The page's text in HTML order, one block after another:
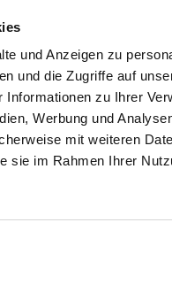
und Anzeigen zu
und die Zugriffe auf
zu Ihrer
Werbung und
mit weiteren
sie im Rahmen Ihrer
bei Android (48)
bei Apple / IOS
bei Linux / Ubuntu
mit